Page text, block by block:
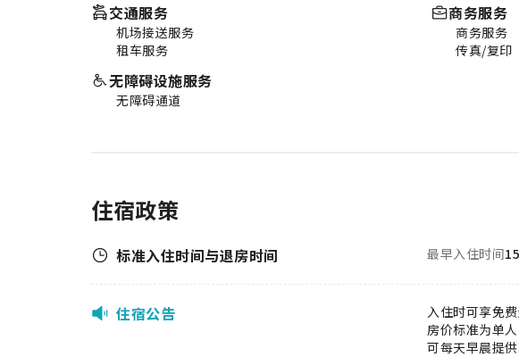
交通服务
机场接送服务
租车服务
无障碍设施服务
无障碍通道
商务服务
商务服务
传真/复印
住宿政策
标准入住时间与退房时间 最早入住时间
住宿公告
入住时可享免
房价标准为单
可每天早晨提